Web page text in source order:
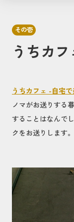
その壱
うちカ
うちカフェ -自宅
ノマがお送りする
することはなんで
クをお送りします。